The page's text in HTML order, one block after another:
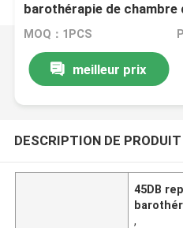
barothérapie de
dépression 2000mm
MOQ：1PCS
meilleur prix
DESCRIPTION DE PRODUIT
45DB
,